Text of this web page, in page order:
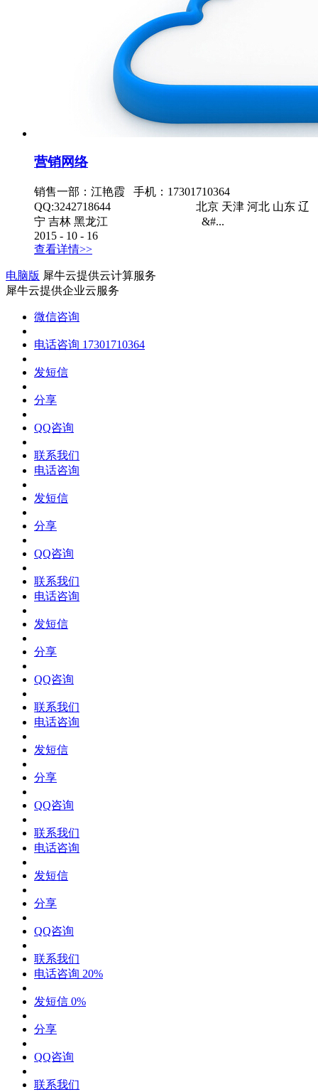
营销网络
销售一部：江艳霞 手机：17301710364
QQ:3242718644 北京 天津 河北 山东 辽
宁 吉林 黑龙江 &#...
2015 - 10 - 16
查看详情>>
电脑版 犀牛云提供云计算服务
犀牛云提供企业云服务
微信咨询
电话咨询 17301710364
发短信
分享
QQ咨询
联系我们
电话咨询
发短信
分享
QQ咨询
联系我们
电话咨询
发短信
分享
QQ咨询
联系我们
电话咨询
发短信
分享
QQ咨询
联系我们
电话咨询
发短信
分享
QQ咨询
联系我们
电话咨询 20%
发短信 0%
分享
QQ咨询
联系我们